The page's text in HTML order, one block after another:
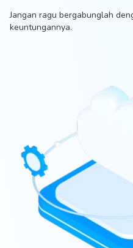
Jangan ragu bergabunglah
keuntungannya.